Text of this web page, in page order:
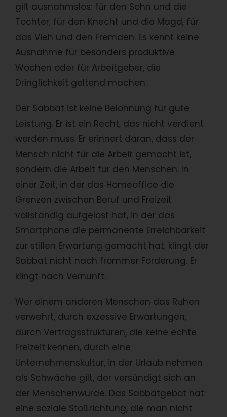
gilt ausnahmslos: für den Sohn und die
Tochter, für den Knecht und die Magd, für
das Vieh und den Fremden. Es kennt keine
Ausnahme für besonders produktive
Wochen oder für Arbeitgeber, die
Dringlichkeit geltend machen.
Der Sabbat ist keine Belohnung für gute
Leistung. Er ist ein Recht, das nicht verdient
werden muss. Er erinnert daran, dass der
Mensch nicht für die Arbeit gemacht ist,
sondern die Arbeit für den Menschen. In
einer Zeit, in der das Homeoffice die
Grenzen zwischen Beruf und Freizeit
vollständig aufgelöst hat, in der das
Smartphone die permanente Erreichbarkeit
zur stillen Erwartung gemacht hat, klingt der
Sabbat nicht nach frommer Forderung. Er
klingt nach Vernunft.
Wer einem anderen Menschen das Ruhen
verwehrt, durch exzessive Erwartungen,
durch Vertragsstrukturen, die keine echte
Freizeit kennen, durch eine
Unternehmenskultur, in der Urlaub nehmen
als Schwäche gilt, der versündigt sich an
der Menschenwürde. Das Sabbatgebot hat
eine soziale Stoßrichtung, die man nicht